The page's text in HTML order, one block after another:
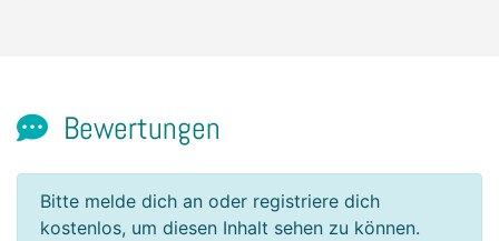
Bewertungen
Bitte melde dich an oder registriere dich
kostenlos, um diesen Inhalt sehen zu können.